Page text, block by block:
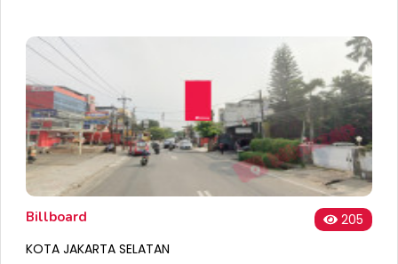
Billboard
205
KOTA JAKARTA SELATAN